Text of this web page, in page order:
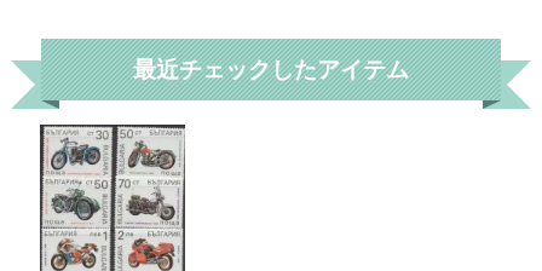
最近チェックしたアイテム